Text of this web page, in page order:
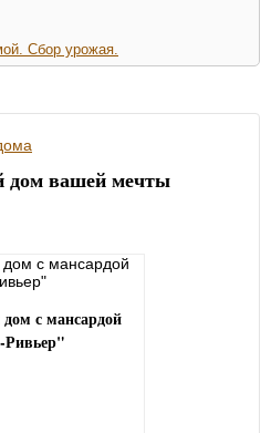
Сбор урожая.
дом вашей мечты
с мансардой
Ривьер"